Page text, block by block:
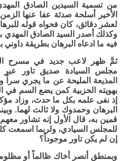
من تسمية السيدين الصادق
الأخير أسلحة صدئة عفا عنها
لعشر دقائق، كان فحواه قوله
فيه ما ادعاه البرهان بطريقة داوني
ثمَّ ظهر لاعب جديد في مسرح
مجلس السيادة صديق تاور عبر
المذيعة المليحة عن ما يجري سراً
بهويته الحزبية كمن يضع السم في
إذ نفى علمه بكل ما حدث، وزاد
البرهان وحمدوك ولا ثالث لهما.
قمين به، قال الأول إنه تشاور
للمجلس السيادي، ولربما اسمعت
إن لم يكن تاور موجوداً؟
وبمنطق أنصر أخاك ظالماً أو